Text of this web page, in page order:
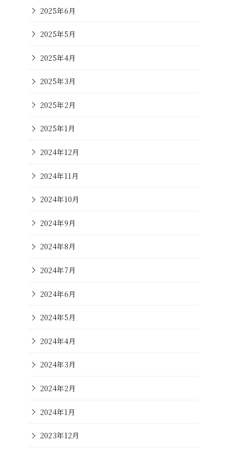
2025年6月
2025年5月
2025年4月
2025年3月
2025年2月
2025年1月
2024年12月
2024年11月
2024年10月
2024年9月
2024年8月
2024年7月
2024年6月
2024年5月
2024年4月
2024年3月
2024年2月
2024年1月
2023年12月